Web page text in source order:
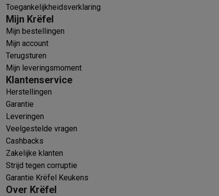
Toegankelijkheidsverklaring
Mijn Krëfel
Mijn bestellingen
Mijn account
Terugsturen
Mijn leveringsmoment
Klantenservice
Herstellingen
Garantie
Leveringen
Veelgestelde vragen
Cashbacks
Zakelijke klanten
Strijd tegen corruptie
Garantie Krëfel Keukens
Over Krëfel